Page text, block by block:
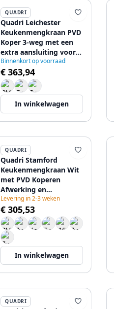
QUADRI
Quadri Leichester
Keukenmengkraan PVD
Koper 3-weg met een
extra aansluiting voor
gefilterd water
1208967670
Binnenkort op voorraad
€ 363,94
In winkelwagen
QUADRI
Quadri Stamford
Keukenmengkraan Wit
met PVD Koperen
Afwerking en
Uitneembare Uitloop
1208967687
Levering in 2-3 weken
€ 305,53
In winkelwagen
QUADRI